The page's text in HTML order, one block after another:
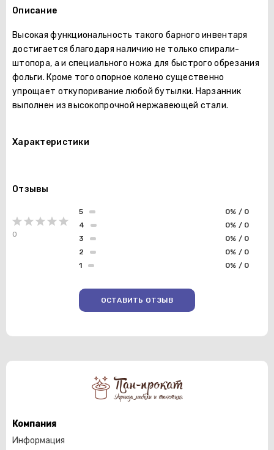
Описание
Высокая функциональность такого барного инвентаря
достигается благодаря наличию не только спирали-
штопора, а и специального ножа для быстрого обрезания
фольги. Кроме того опорное колено существенно
упрощает откупоривание любой бутылки. Нарзанник
выполнен из высокопрочной нержавеющей стали.
Характеристики
Отзывы
0
1 0% / 0
2 0% / 0
3 0% / 0
4 0% / 0
5 0% / 0
ОСТАВИТЬ ОТЗЫВ
Компания
Информация